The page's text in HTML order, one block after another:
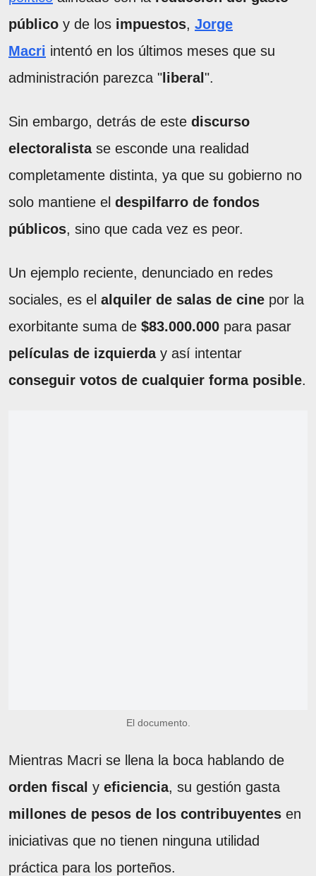
público y de los impuestos, Jorge
Macri intentó en los últimos meses que su
administración parezca " liberal ".
Sin embargo, detrás de este discurso
electoralistase esconde una realidad
completamente distinta, ya que su gobierno no
solo mantiene el despilfarro de fondos
públicos, sino que cada vez es peor.
Un ejemplo reciente, denunciado en redes
sociales, es el alquiler de salas de cine por la
exorbitante suma de $83.000.000 para pasar
películas de izquierday así intentar
conseguir votos de cualquier forma posible.
El documento.
Mientras Macri se llena la boca hablando de
orden fiscal y eficiencia, su gestión gasta
millones de pesos de los contribuyentes en
iniciativas que no tienen ninguna utilidad
práctica para los porteños.